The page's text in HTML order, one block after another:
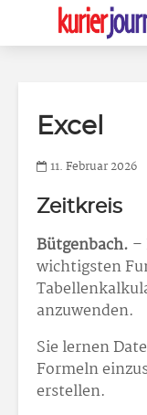
Excel
11. Februar 2026
Zeitkreis
Bütgenbach. –
wichtigsten
anzuwenden.
Sie lernen
Formeln
erstellen.